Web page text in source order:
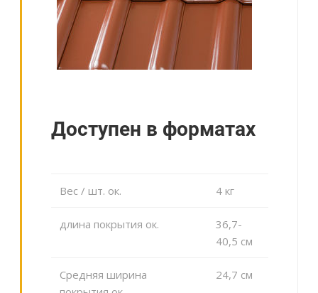
Доступен в форматах
Вес / шт. ок. 4 кг
длина покрытия ок.
36,7-
40,5 cм
Средняя ширина
24,7 cм